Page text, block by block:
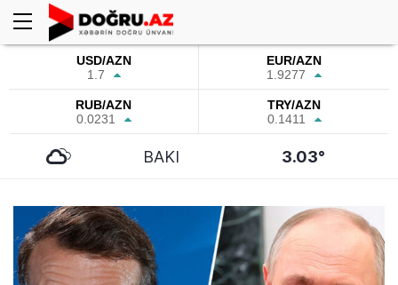
USD/AZN
1.7
EUR/AZN
1.9277
RUB/AZN
0.0231
TRY/AZN
0.1411
BAKI 3.03°